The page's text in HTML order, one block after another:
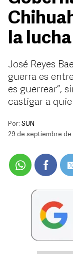
la
José Reyes
guerra es
es guerrear”,
castigar a
Por: SUN
29 de septiembre de